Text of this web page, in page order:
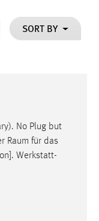
SORT BY
No Plug but
Raum für das
Werkstatt-